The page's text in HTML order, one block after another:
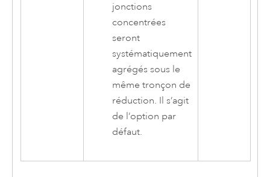
jonctions
concentrées
seront
systématiquement
agrégés sous le
même tronçon de
réduction. Il s’agit
de l’option par
défaut.